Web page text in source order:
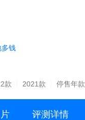
多钱
款 2021款 停售年款
评测详情